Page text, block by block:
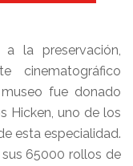
la preservación,
cinematográfico
fue donado
Hicken, uno de los
esta especialidad.
65000 rollos de